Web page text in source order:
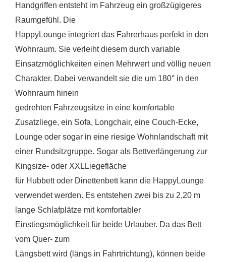
Handgriffen entsteht im Fahrzeug ein großzügigeres
Raumgefühl. Die
HappyLounge integriert das Fahrerhaus perfekt in den
Wohnraum. Sie verleiht diesem durch variable
Einsatzmöglichkeiten einen Mehrwert und völlig neuen
Charakter. Dabei verwandelt sie die um 180° in den
Wohnraum hinein
gedrehten Fahrzeugsitze in eine komfortable
Zusatzliege, ein Sofa, Longchair, eine Couch-Ecke,
Lounge oder sogar in eine riesige Wohnlandschaft mit
einer Rundsitzgruppe. Sogar als Bettverlängerung zur
Kingsize- oder XXLLiegefläche
für Hubbett oder Dinettenbett kann die HappyLounge
verwendet werden. Es entstehen zwei bis zu 2,20 m
lange Schlafplätze mit komfortabler
Einstiegsmöglichkeit für beide Urlauber. Da das Bett
vom Quer- zum
Längsbett wird (längs in Fahrtrichtung), können beide